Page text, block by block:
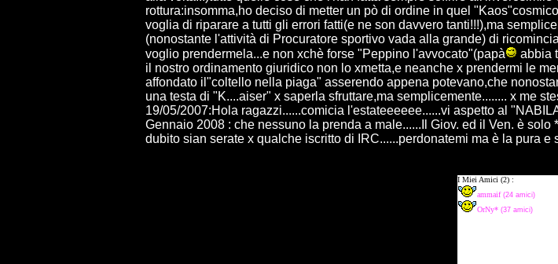
rottura:insomma,ho deciso di metter un pò di ordine in quel
voglia di riparare a tutti gli errori fatti(e ne son davvero tanti!!!),ma
(nonostante l'attività di Procuratore sportivo vada alla grande) di
voglio prendermela...e non xchè forse "Peppino l'avvocato"(papà
abbia
il nostro ordinamento giuridico non lo xmetta,e neanche x prendermi le
affondato il"coltello nella piaga" asserendo appena potevano,che
una testa di "K....aiser" x saperla sfruttare,ma semplicemente........ x me
19/05/2007:Hola ragazzi......comicia l'estateeeeee......vi aspetto al
Gennaio 2008 : che nessuno la prenda a male......Il Giov. ed il Ven. è
dubito sian serate x qualche iscritto di IRC......perdonatemi ma è la pura e